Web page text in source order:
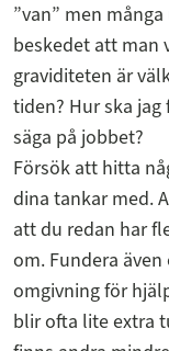
”van” men
beskedet att man
graviditeten är
tiden? Hur ska
säga på jobbet?
Försök att hitta
dina tankar med.
att du redan har
om. Fundera
omgivning för
blir ofta lite extra